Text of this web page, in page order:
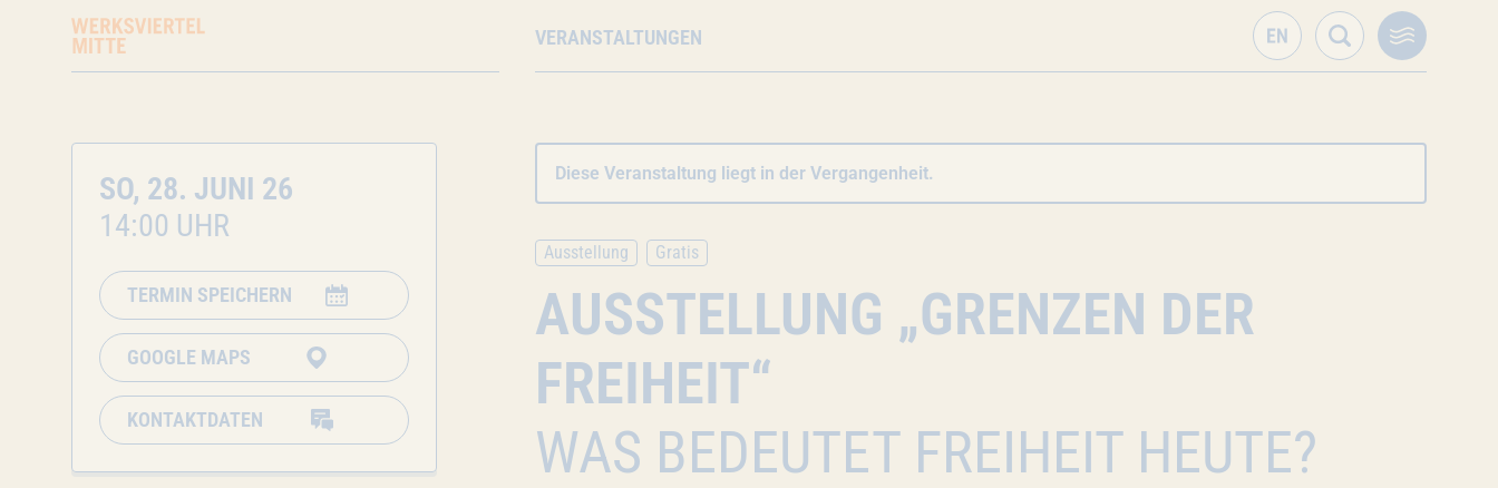
VERANSTALTUNGEN
Diese Veranstaltung liegt in der Vergangenheit.
Ausstellung Gratis
AUSSTELLUNG „GRENZEN DER
FREIHEIT“
WAS BEDEUTET FREIHEIT HEUTE?
SO, 28. JUNI 26
14:00 UHR
TERMIN SPEICHERN
GOOGLE MAPS
KONTAKTDATEN